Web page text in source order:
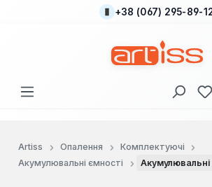
Перейти до основного вмісту
+38 (067) 295-89-
Artiss Опалення
Комплектуючі
Акумулювальні ємності